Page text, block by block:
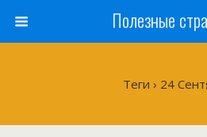
Полезные
Теги › 24